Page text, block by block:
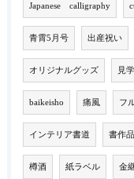
Japanese calligraphy
青霄5月号 出産祝い
オリジナルグッズ 見学
baikeisho 痛風 フ
インテリア書道 書作品
樽酒 紙ラベル 金